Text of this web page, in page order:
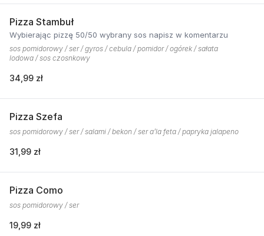
Pizza Stambuł
Wybierając pizzę 50/50 wybrany sos napisz w komentarzu
sos pomidorowy / ser / gyros / cebula / pomidor / ogórek / sałata
lodowa / sos czosnkowy
34,99 zł
Pizza Szefa
sos pomidorowy / ser / salami / bekon / ser a’la feta / papryka jalapeno
31,99 zł
Pizza Como
sos pomidorowy / ser
19,99 zł